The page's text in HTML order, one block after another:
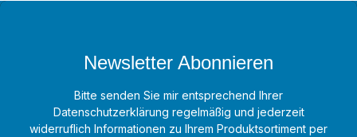
Newsletter Abonnieren
Bitte senden Sie mir entsprechend Ihrer
Datenschutzerklärung regelmäßig und jederzeit
widerruflich Informationen zu Ihrem Produktsortiment per